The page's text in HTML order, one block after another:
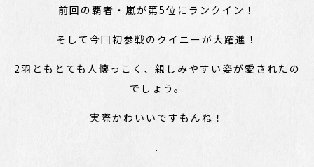
前回の覇者・嵐が第5位にランクイン！
そして今回初参戦のクイニーが大躍進！
2羽ともとても人懐っこく、親しみやすい姿が愛されたの
でしょう。
実際かわいいですもんね！
.